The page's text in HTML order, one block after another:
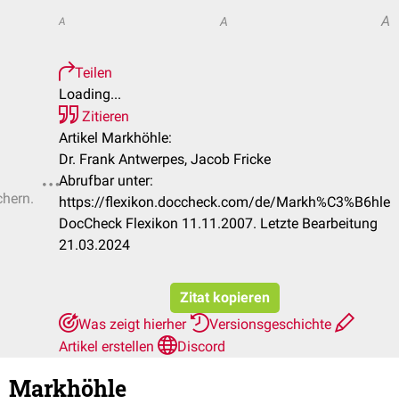
A A A
Teilen
Loading...
Zitieren
Artikel Markhöhle:
Dr. Frank Antwerpes, Jacob Fricke
Abrufbar unter:
https://flexikon.doccheck.com/de/Markh%C3%B6hle
DocCheck Flexikon 11.11.2007. Letzte Bearbeitung
21.03.2024
Zitat kopieren
Was zeigt hierher
Versionsgeschichte
Artikel erstellen
Discord
Markhöhle